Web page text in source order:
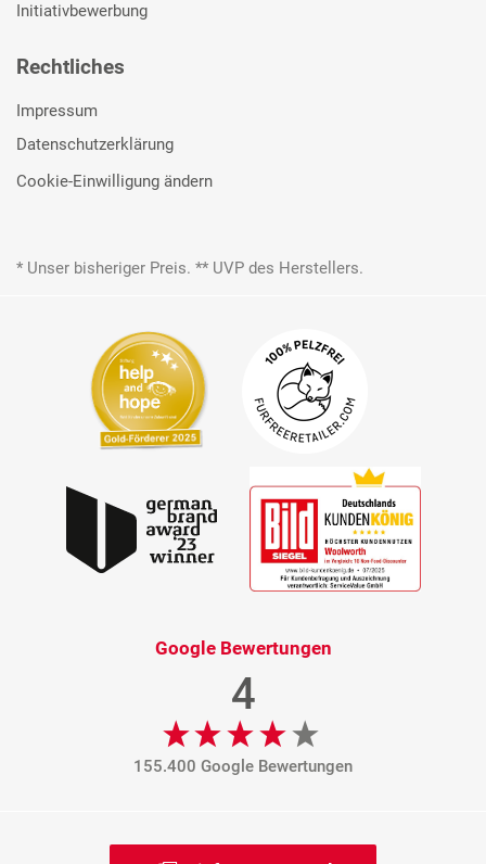
Initiativbewerbung
Rechtliches
Impressum
Datenschutzerklärung
Cookie-Einwilligung ändern
* Unser bisheriger Preis. ** UVP des Herstellers.
Google Bewertungen
4
155.400 Google Bewertungen